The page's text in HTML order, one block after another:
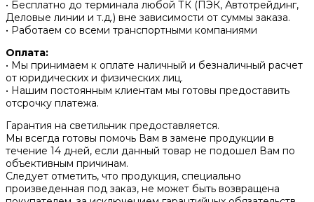
• Бесплатно до терминала любой ТК (ПЭК, Автотрейдинг,
Деловые линии и т.д.) вне зависимости от суммы заказа.
• Работаем со всеми транспортными компаниями
Оплата:
• Мы принимаем к оплате наличный и безналичный расчет
от юридических и физических лиц.
• Нашим постоянным клиентам мы готовы предоставить
отсрочку платежа.
Гарантия на светильник предоставляется.
Мы всегда готовы помочь Вам в замене продукции в
течение 14 дней, если данный товар не подошел Вам по
объективным причинам.
Следует отметить, что продукция, специально
произведенная под заказ, не может быть возвращена